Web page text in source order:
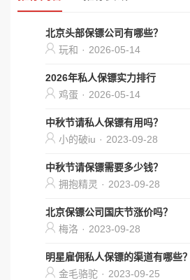
北京头部保镖公司有哪些？
玩和 · 2026-05-14
2026年私人保镖实力排行
鸡蛋 · 2026-05-14
中秋节请私人保镖有用吗？
小的破iu · 2023-09-28
中秋节请保镖需要多少钱？
拥抱精灵 · 2023-09-28
北京保镖公司国庆节涨价吗？
梅洛 · 2023-09-28
明星雇佣私人保镖的渠道有哪些？
金毛骆驼 · 2023-09-25